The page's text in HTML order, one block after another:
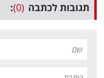
תגובות לכתבה (0)
: